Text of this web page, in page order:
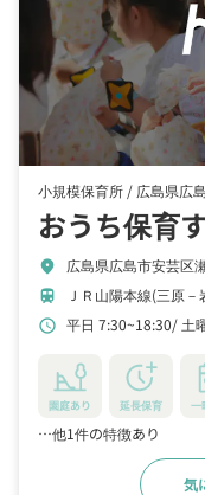
小規模保育所 / 広島県広
おうち保育
location_on 広島県広島市安芸区
train ＪＲ山陽本線(三原
schedule 平日 7:30~18:30 土
園庭あり 延長保育 一
…他1件の特徴あり
気